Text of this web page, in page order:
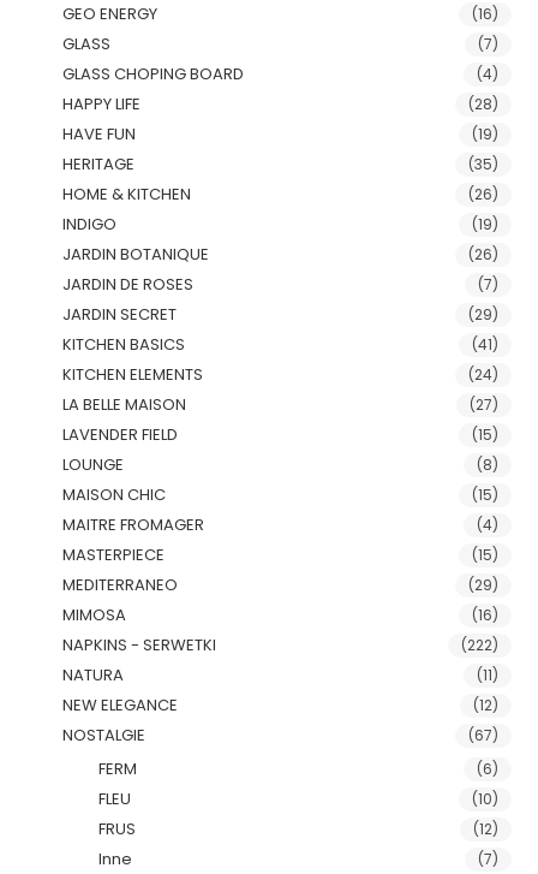
GEO ENERGY (16)
GLASS (7)
GLASS CHOPING BOARD (4)
HAPPY LIFE (28)
HAVE FUN (19)
HERITAGE (35)
HOME & KITCHEN (26)
INDIGO (19)
JARDIN BOTANIQUE (26)
JARDIN DE ROSES (7)
JARDIN SECRET (29)
KITCHEN BASICS (41)
KITCHEN ELEMENTS (24)
LA BELLE MAISON (27)
LAVENDER FIELD (15)
LOUNGE (8)
MAISON CHIC (15)
MAITRE FROMAGER (4)
MASTERPIECE (15)
MEDITERRANEO (29)
MIMOSA (16)
NAPKINS - SERWETKI (222)
NATURA (11)
NEW ELEGANCE (12)
NOSTALGIE (67)
FERM (6)
FLEU (10)
FRUS (12)
Inne (7)